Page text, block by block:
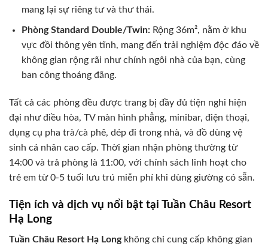
mang lại sự riêng tư và thư thái.
Phòng Standard Double/Twin:Rộng 36m², nằm ở khu
vực đồi thông yên tĩnh, mang đến trải nghiệm độc đáo về
không gian rộng rãi như chính ngôi nhà của bạn, cùng
ban công thoáng đãng.
Tất cả các phòng đều được trang bị đầy đủ tiện nghi hiện
đại như điều hòa, TV màn hình phẳng, minibar, điện thoại,
dụng cụ pha trà/cà phê, dép đi trong nhà, và đồ dùng vệ
sinh cá nhân cao cấp. Thời gian nhận phòng thường từ
14:00 và trả phòng là 11:00, với chính sách linh hoạt cho
trẻ em từ 0-5 tuổi lưu trú miễn phí khi dùng giường có sẵn.
Tiện ích và dịch vụ nổi bật tại Tuần Châu Resort
Hạ Long
Tuần Châu Resort Hạ Longkhông chỉ cung cấp không gian